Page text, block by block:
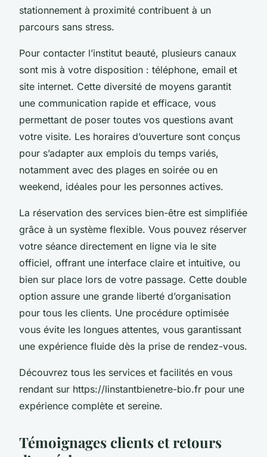
stationnement à proximité contribuent à un
parcours sans stress.
Pour contacter l’institut beauté, plusieurs canaux
sont mis à votre disposition : téléphone, email et
site internet. Cette diversité de moyens garantit
une communication rapide et efficace, vous
permettant de poser toutes vos questions avant
votre visite. Les horaires d’ouverture sont conçus
pour s’adapter aux emplois du temps variés,
notamment avec des plages en soirée ou en
weekend, idéales pour les personnes actives.
La réservation des services bien-être est simplifiée
grâce à un système flexible. Vous pouvez réserver
votre séance directement en ligne via le site
officiel, offrant une interface claire et intuitive, ou
bien sur place lors de votre passage. Cette double
option assure une grande liberté d’organisation
pour tous les clients. Une procédure optimisée
vous évite les longues attentes, vous garantissant
une expérience fluide dès la prise de rendez-vous.
Découvrez tous les services et facilités en vous
rendant sur https://linstantbienetre-bio.fr pour une
expérience complète et sereine.
Témoignages clients et retours